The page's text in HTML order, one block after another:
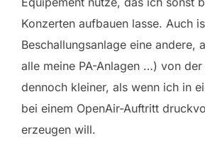
Konzerten aufbauen lasse. Auch
Beschallungsanlage eine
alle meine PA-Anlagen …) von der
dennoch kleiner, als wenn ich in
bei einem OpenAir-Auftritt
erzeugen will.